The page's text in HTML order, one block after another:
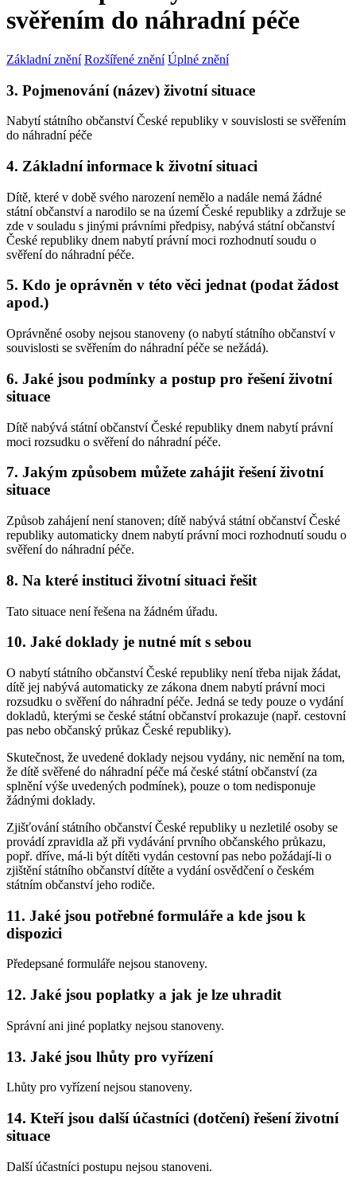
svěřením do náhradní péče
Základní znění Rozšířené znění Úplné znění
3. Pojmenování (název) životní situace
Nabytí státního občanství České republiky v souvislosti se svěřením
do náhradní péče
4. Základní informace k životní situaci
Dítě, které v době svého narození nemělo a nadále nemá žádné
státní občanství a narodilo se na území České republiky a zdržuje se
zde v souladu s jinými právními předpisy, nabývá státní občanství
České republiky dnem nabytí právní moci rozhodnutí soudu o
svěření do náhradní péče.
5. Kdo je oprávněn v této věci jednat (podat žádost
apod.)
Oprávněné osoby nejsou stanoveny (o nabytí státního občanství v
souvislosti se svěřením do náhradní péče se nežádá).
6. Jaké jsou podmínky a postup pro řešení životní
situace
Dítě nabývá státní občanství České republiky dnem nabytí právní
moci rozsudku o svěření do náhradní péče.
7. Jakým způsobem můžete zahájit řešení životní
situace
Způsob zahájení není stanoven; dítě nabývá státní občanství České
republiky automaticky dnem nabytí právní moci rozhodnutí soudu o
svěření do náhradní péče.
8. Na které instituci životní situaci řešit
Tato situace není řešena na žádném úřadu.
10. Jaké doklady je nutné mít s sebou
O nabytí státního občanství České republiky není třeba nijak žádat,
dítě jej nabývá automaticky ze zákona dnem nabytí právní moci
rozsudku o svěření do náhradní péče. Jedná se tedy pouze o vydání
dokladů, kterými se české státní občanství prokazuje (např. cestovní
pas nebo občanský průkaz České republiky).
Skutečnost, že uvedené doklady nejsou vydány, nic nemění na tom,
že dítě svěřené do náhradní péče má české státní občanství (za
splnění výše uvedených podmínek), pouze o tom nedisponuje
žádnými doklady.
Zjišťování státního občanství České republiky u nezletilé osoby se
provádí zpravidla až při vydávání prvního občanského průkazu,
popř. dříve, má-li být dítěti vydán cestovní pas nebo požádají-li o
zjištění státního občanství dítěte a vydání osvědčení o českém
státním občanství jeho rodiče.
11. Jaké jsou potřebné formuláře a kde jsou k
dispozici
Předepsané formuláře nejsou stanoveny.
12. Jaké jsou poplatky a jak je lze uhradit
Správní ani jiné poplatky nejsou stanoveny.
13. Jaké jsou lhůty pro vyřízení
Lhůty pro vyřízení nejsou stanoveny.
14. Kteří jsou další účastníci (dotčení) řešení životní
situace
Další účastníci postupu nejsou stanoveni.